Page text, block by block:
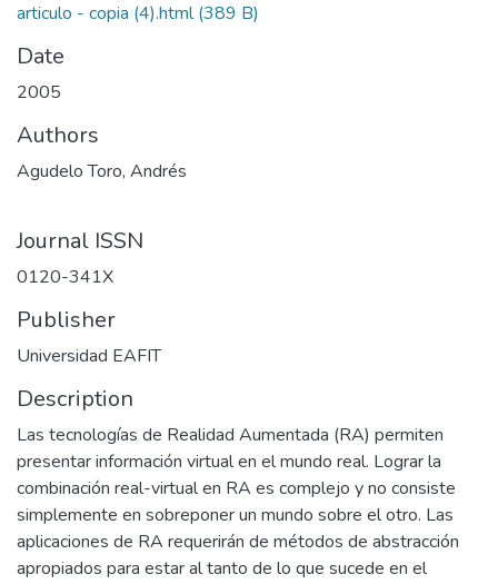
articulo - copia (4).html(389 B)
Date
2005
Authors
Agudelo Toro, Andrés
Journal ISSN
0120-341X
Publisher
Universidad EAFIT
Description
Las tecnologías de Realidad Aumentada (RA) permiten
presentar información virtual en el mundo real. Lograr la
combinación real-virtual en RA es complejo y no consiste
simplemente en sobreponer un mundo sobre el otro. Las
aplicaciones de RA requerirán de métodos de abstracción
apropiados para estar al tanto de lo que sucede en el